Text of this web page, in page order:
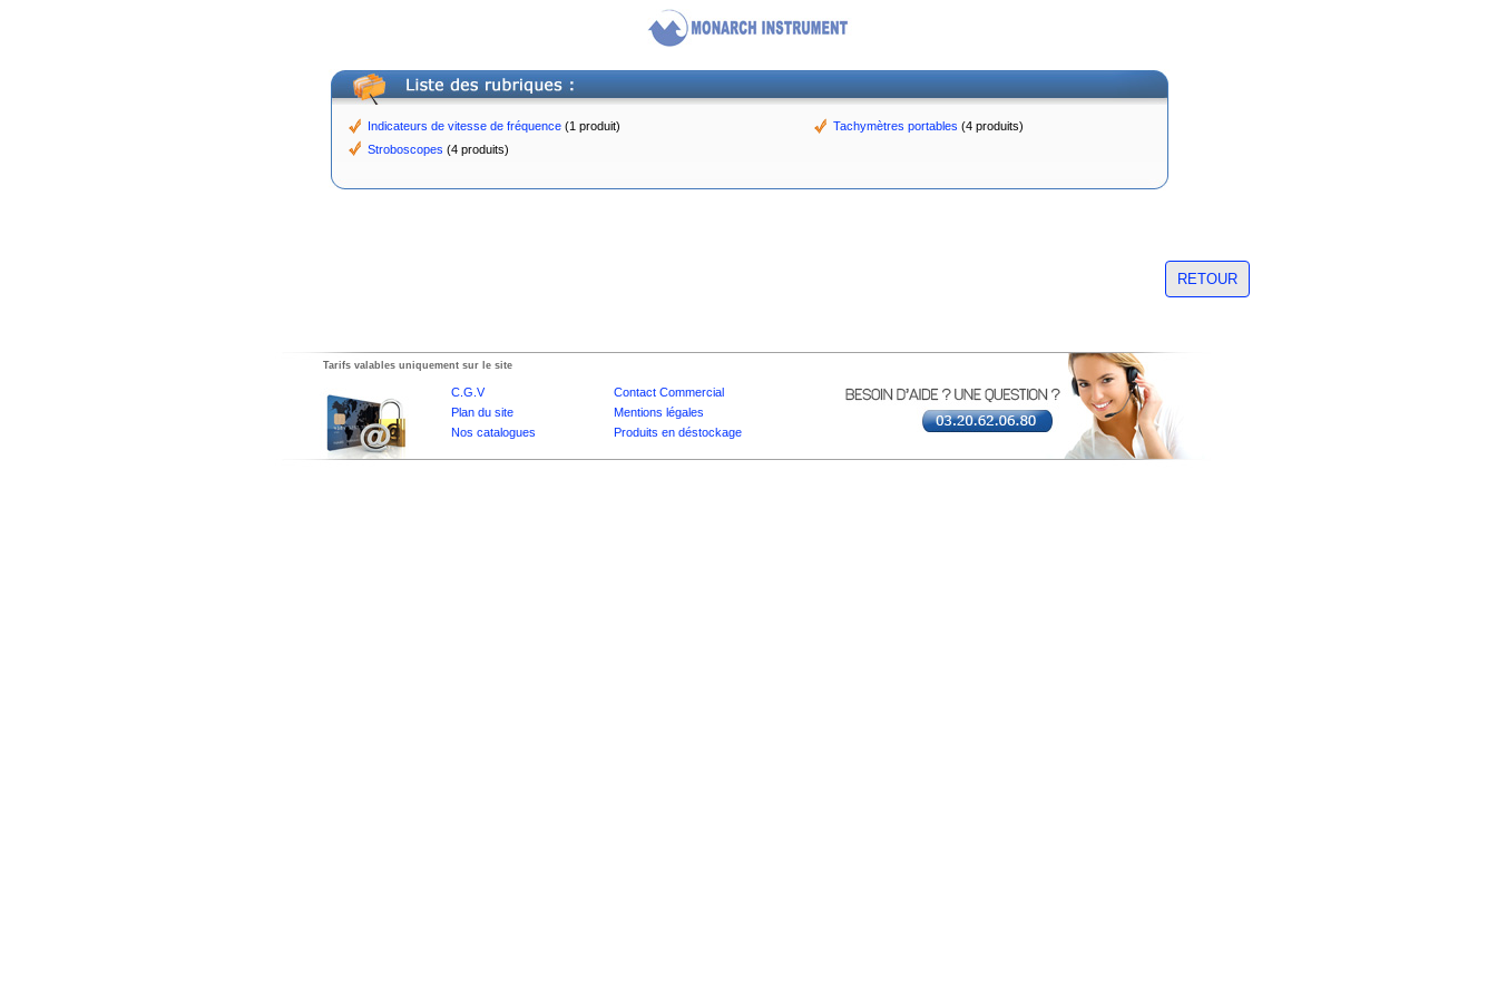
Indicateurs de vitesse de fréquence(1 produit) Tachymètres portables (4 produits)
Stroboscopes (4 produits)
RETOUR
Tarifs valables uniquement sur le site
C.G.V
Contact Commercial
Plan du site
Mentions légales
Nos catalogues
Produits en déstockage